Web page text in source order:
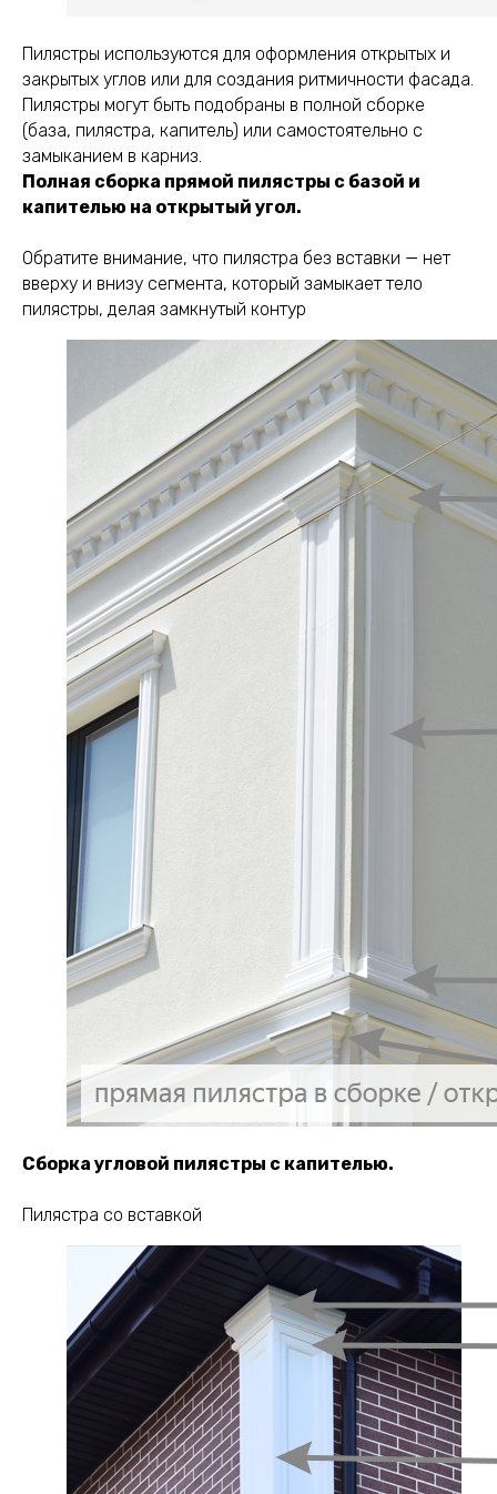
Пилястры используются для оформления открытых и
закрытых углов или для создания ритмичности фасада.
Пилястры могут быть подобраны в полной сборке
(база, пилястра, капитель) или самостоятельно с
замыканием в карниз.
Полная сборка прямой пилястры с базой и
капителью на открытый угол.
Обратите внимание, что пилястра без вставки — нет
вверху и внизу сегмента, который замыкает тело
пилястры, делая замкнутый контур
Сборка угловой пилястры с капителью.
Пилястра со вставкой